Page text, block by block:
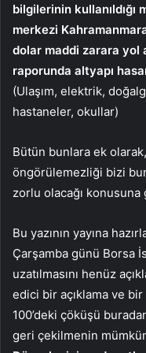
bilgilerinin
merkezi
dolar maddi zarara yol
raporunda altyapı
(Ulaşım, elektrik,
hastaneler, okullar)
Bütün bunlara ek
öngörülemezliği bizi
zorlu olacağı konusuna
Bu yazının yayına
Çarşamba günü Borsa
uzatılmasını henüz
edici bir açıklama ve
100’deki çöküşü
geri çekilmenin